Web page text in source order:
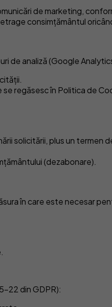
de marketing,
consimțământul
de analiză (Google
se regăsesc în Politica de
solicitării, plus un termen
(dezabonare).
în care este necesar
22 din GDPR):